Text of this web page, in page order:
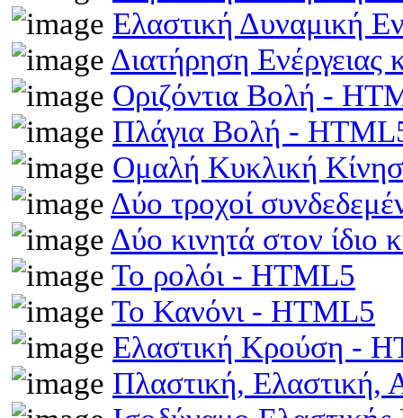
Ελαστική Δυναμική
Διατήρηση
Οριζόντια Βολή -
Πλάγια Βολή -
Ομαλή Κυκλική
Δύο τροχοί
Δύο κινητά στον
Το ρολόι - HTML5
Το Κανόνι - HTML5
Ελαστική Κρούση -
Πλαστική,